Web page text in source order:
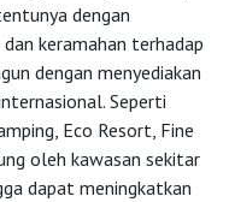
dengan
keramahan terhadap
dengan menyediakan
Seperti
Eco Resort, Fine
oleh kawasan sekitar
dapat meningkatkan